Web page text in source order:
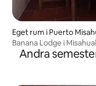
Eget rum i Puerto
Banana Lodge i
Andra